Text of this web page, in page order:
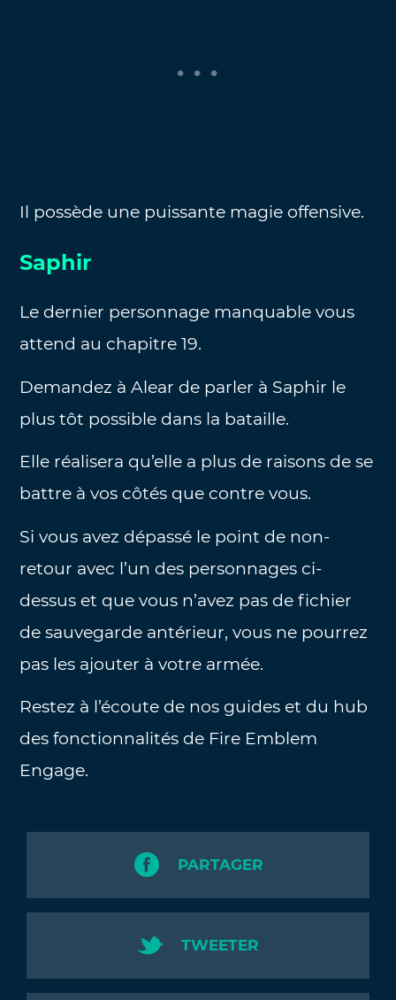
Il possède une puissante magie offensive.
Saphir
Le dernier personnage manquable vous
attend au chapitre 19.
Demandez à Alear de parler à Saphir le
plus tôt possible dans la bataille.
Elle réalisera qu’elle a plus de raisons de se
battre à vos côtés que contre vous.
Si vous avez dépassé le point de non-
retour avec l’un des personnages ci-
dessus et que vous n’avez pas de fichier
de sauvegarde antérieur, vous ne pourrez
pas les ajouter à votre armée.
Restez à l’écoute de nos guides et du hub
des fonctionnalités de Fire Emblem
Engage.
PARTAGER
TWEETER